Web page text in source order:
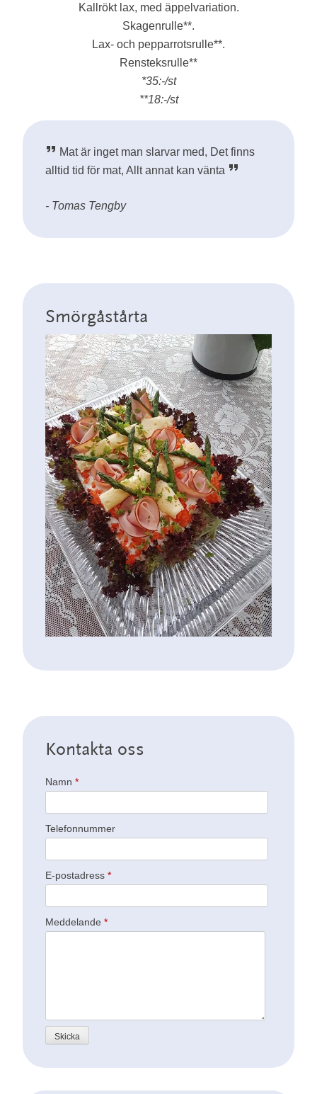
Kallrökt lax, med äppelvariation.
Skagenrulle**.
Lax- och pepparrotsrulle**.
Rensteksrulle**
*35:-/st
**18:-/st
Mat är inget man slarvar med, Det finns
alltid tid för mat, Allt annat kan vänta
- Tomas Tengby
Smörgåstårta
Kontakta oss
Namn *
Telefonnummer
E-postadress *
Meddelande *